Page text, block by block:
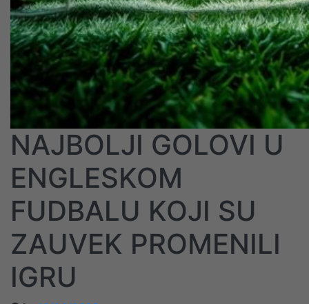
NAJBOLJI GOLOVI U
ENGLESKOM
FUDBALU KOJI SU
ZAUVEK PROMENILI
IGRU